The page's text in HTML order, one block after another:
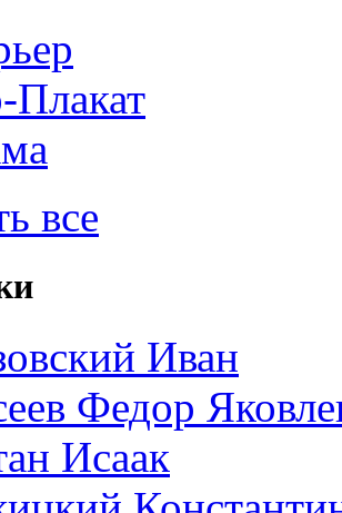
Плакат
все
Иван
Федор
Исаак